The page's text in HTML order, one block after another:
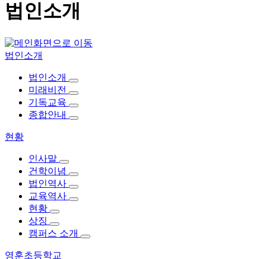
법인소개
법인소개
법인소개
미래비전
기독교육
종합안내
현황
인사말
건학이념
법인역사
교육역사
현황
상징
캠퍼스 소개
영훈초등학교